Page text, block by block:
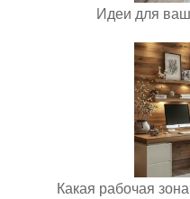
Идеи для
Какая рабочая